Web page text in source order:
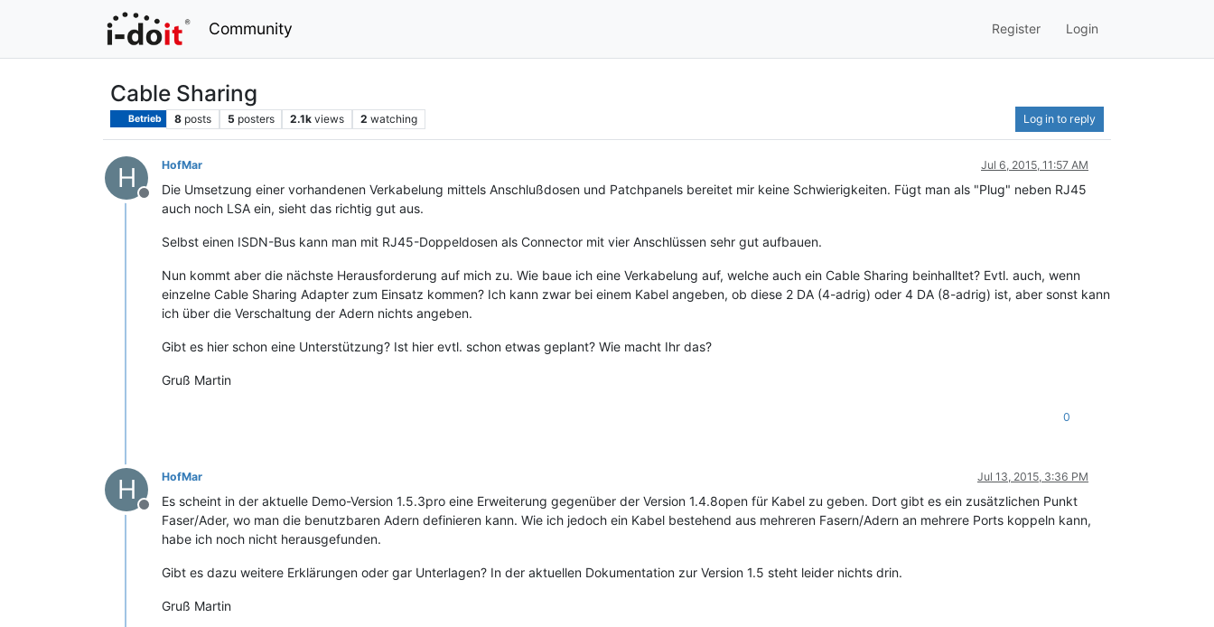
Community Register Login
Cable Sharing
Betrieb 8 posts 5 posters 2.1k views 2 watching Log in to reply
H
Offline
HofMar Jul 6, 2015, 11:57 AM
Die Umsetzung einer vorhandenen Verkabelung mittels Anschlußdosen und Patchpanels bereitet mir keine Schwierigkeiten. Fügt man als "Plug" neben RJ45
auch noch LSA ein, sieht das richtig gut aus.
Selbst einen ISDN-Bus kann man mit RJ45-Doppeldosen als Connector mit vier Anschlüssen sehr gut aufbauen.
Nun kommt aber die nächste Herausforderung auf mich zu. Wie baue ich eine Verkabelung auf, welche auch ein Cable Sharing beinhalltet? Evtl. auch, wenn
einzelne Cable Sharing Adapter zum Einsatz kommen? Ich kann zwar bei einem Kabel angeben, ob diese 2 DA (4-adrig) oder 4 DA (8-adrig) ist, aber sonst kann
ich über die Verschaltung der Adern nichts angeben.
Gibt es hier schon eine Unterstützung? Ist hier evtl. schon etwas geplant? Wie macht Ihr das?
Gruß Martin
0
H
Offline
HofMar Jul 13, 2015, 3:36 PM
Es scheint in der aktuelle Demo-Version 1.5.3pro eine Erweiterung gegenüber der Version 1.4.8open für Kabel zu geben. Dort gibt es ein zusätzlichen Punkt
Faser/Ader, wo man die benutzbaren Adern definieren kann. Wie ich jedoch ein Kabel bestehend aus mehreren Fasern/Adern an mehrere Ports koppeln kann,
habe ich noch nicht herausgefunden.
Gibt es dazu weitere Erklärungen oder gar Unterlagen? In der aktuellen Dokumentation zur Version 1.5 steht leider nichts drin.
Gruß Martin